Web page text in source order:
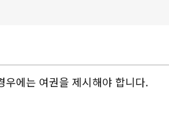
에는 여권을 제시해야 합니다.